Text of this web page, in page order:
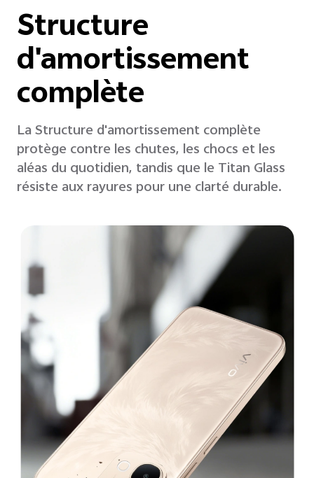
Structure
d'amortissement
complète
La Structure d'amortissement complète
protège contre les chutes, les chocs et les
aléas du quotidien, tandis que le Titan Glass
résiste aux rayures pour une clarté durable.